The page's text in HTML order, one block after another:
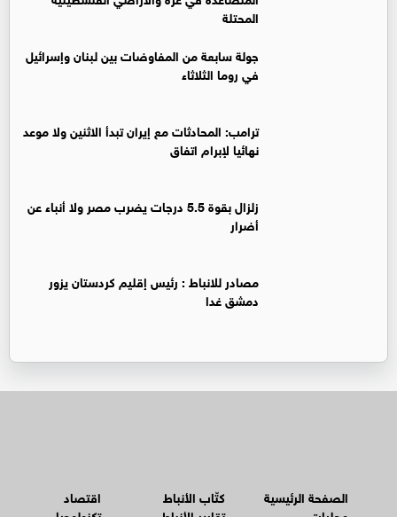
المحتلة
جولة سابعة من المفاوضات بين لبنان وإسرائيل
في روما الثلاثاء
ترامب: المحادثات مع إيران تبدأ الاثنين ولا موعد
نهائيا لإبرام اتفاق
زلزال بقوة 5.5 درجات يضرب مصر ولا أنباء عن
أضرار
‏مصادر للانباط : رئيس إقليم كردستان يزور
دمشق غدا
الصفحة الرئيسية
كتّاب الأنباط
اقتصاد